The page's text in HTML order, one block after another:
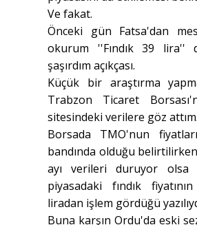
Ve fakat.
Önceki gün Fatsa'dan
okurum ''Fındık 39 lira''
şaşırdım açıkçası.
Küçük bir araştırma
Trabzon Ticaret
sitesindeki verilere göz attım.
Borsada TMO'nun
bandında olduğu
ayı verileri duruyor olsa
piyasadaki fındık
liradan işlem gördüğü
Buna karşın Ordu'da eski